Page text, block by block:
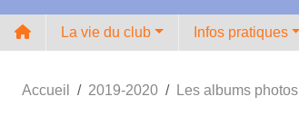
La vie du club Infos pratiques
Accueil 2019-2020 Les albums photos